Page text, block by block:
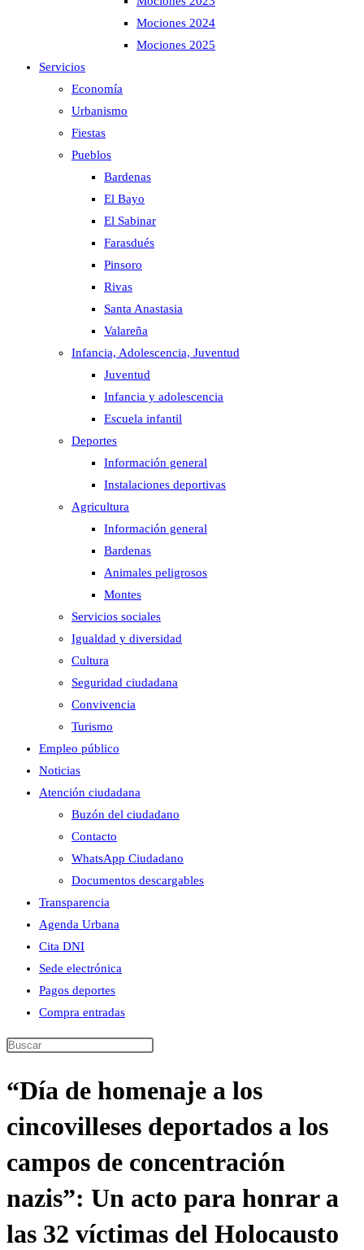
Mociones 2024
Mociones 2025
Servicios
Economía
Urbanismo
Fiestas
Pueblos
Bardenas
El Bayo
El Sabinar
Farasdués
Pinsoro
Rivas
Santa Anastasia
Valareña
Infancia, Adolescencia, Juventud
Juventud
Infancia y adolescencia
Escuela infantil
Deportes
Información general
Instalaciones deportivas
Agricultura
Información general
Bardenas
Animales peligrosos
Montes
Servicios sociales
Igualdad y diversidad
Cultura
Seguridad ciudadana
Convivencia
Turismo
Empleo público
Noticias
Atención ciudadana
Buzón del ciudadano
Contacto
WhatsApp Ciudadano
Documentos descargables
Transparencia
Agenda Urbana
Cita DNI
Sede electrónica
Pagos deportes
Compra entradas
Buscar
esta
“Día de homenaje a los
cincovilleses deportados a los
campos de concentración
nazis”: Un acto para honrar a
las 32 víctimas del Holocausto